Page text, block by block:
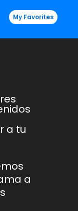
My Favorites
a tu
a